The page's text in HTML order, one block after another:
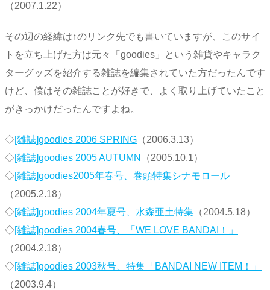
（2007.1.22）
その辺の経緯は↑のリンク先でも書いていますが、このサイ
トを立ち上げた方は元々「goodies」という雑貨やキャラク
ターグッズを紹介する雑誌を編集されていた方だったんです
けど、僕はその雑誌ことが好きで、よく取り上げていたこと
がきっかけだったんですよね。
◇[雑誌]goodies 2006 SPRING （2006.3.13）
◇[雑誌]goodies 2005 AUTUMN
（2005.10.1）
◇[雑誌]goodies2005年春号、巻頭特集シナモロール
（2005.2.18）
◇[雑誌]goodies 2004年夏号、水森亜土特集 （2004.5.18）
◇[雑誌]goodies 2004春号、「WE LOVE BANDAI！」
（2004.2.18）
◇[雑誌]goodies 2003秋号、特集「BANDAI NEW ITEM！」
（2003.9.4）